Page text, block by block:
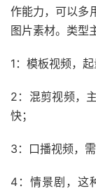
作能力，可以多
图片素材。类型
1：模板视频，起
2：混剪视频，
快；
3：口播视频，
4：情景剧，这